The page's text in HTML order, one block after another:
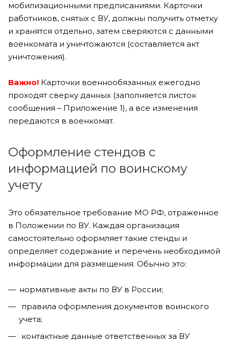
мобилизационными предписаниями. Карточки
работников, снятых с ВУ, должны получить отметку
и хранятся отдельно, затем сверяются с данными
военкомата и уничтожаются (составляется акт
уничтожения).
Важно! Карточки военнообязанных ежегодно
проходят сверку данных (заполняется листок
сообщения – Приложение 1), а все изменения
передаются в военкомат.
Оформление стендов с
информацией по воинскому
учету
Это обязательное требование МО РФ, отраженное
в Положении по ВУ. Каждая организация
самостоятельно оформляет такие стенды и
определяет содержание и перечень необходимой
информации для размещения. Обычно это:
нормативные акты по ВУ в России;
правила оформления документов воинского
учета;
контактные данные ответственных за ВУ